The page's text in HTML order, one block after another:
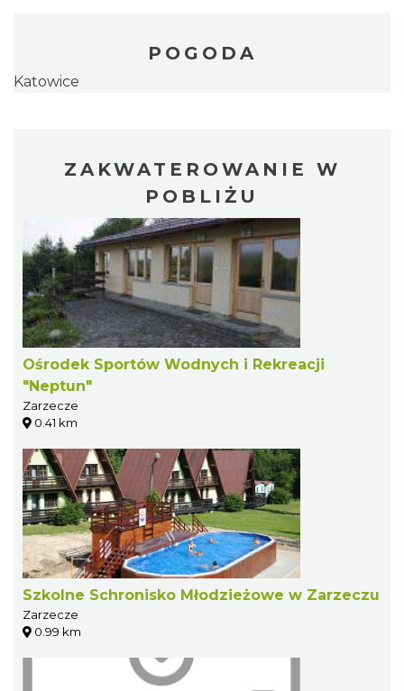
POGODA
Katowice
ZAKWATEROWANIE W
POBLIŻU
Ośrodek Sportów Wodnych i Rekreacji
"Neptun"
Zarzecze
0.41 km
Szkolne Schronisko Młodzieżowe w Zarzeczu
Zarzecze
0.99 km